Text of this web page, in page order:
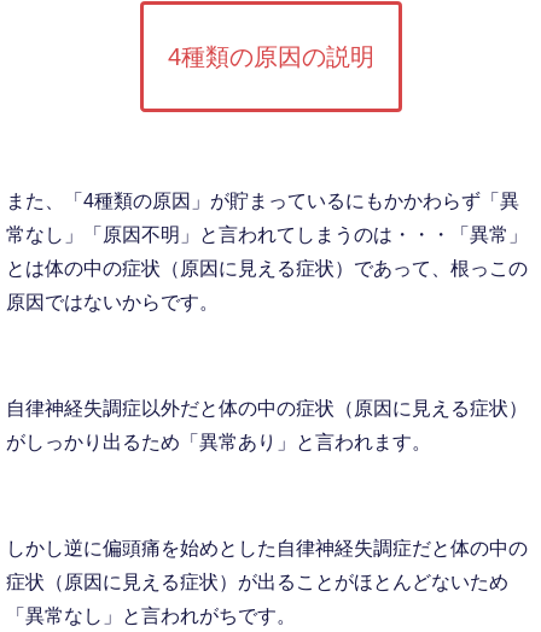
4種類の原因の説明
また、「4種類の原因」が貯まっているにもかかわらず「異
常なし」「原因不明」と言われてしまうのは・・・「異常」
とは体の中の症状（原因に見える症状）であって、根っこの
原因ではないからです。
自律神経失調症以外だと体の中の症状（原因に見える症状）
がしっかり出るため「異常あり」と言われます。
しかし逆に偏頭痛を始めとした自律神経失調症だと体の中の
症状（原因に見える症状）が出ることがほとんどないため
「異常なし」と言われがちです。